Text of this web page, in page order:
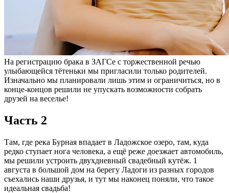
На регистрацию брака в ЗАГСе с торжественной речью
улыбающейся тётеньки мы пригласили только родителей.
Изначально мы планировали лишь этим и ограничиться, но в
конце-концов решили не упускать возможности собрать
друзей на веселье!
Часть 2
Там, где река Бурная впадает в Ладожское озеро, там, куда
редко ступает нога человека, а ещё реже доезжает автомобиль,
мы решили устроить двухдневный свадебный кутёж. 1
августа в большой дом на берегу Ладоги из разных городов
съехались наши друзья, и тут мы наконец поняли, что такое
идеальная свадьба!